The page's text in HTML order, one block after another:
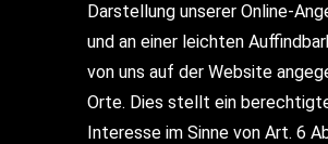
Darstellung unserer Online-
und an einer leichten
von uns auf der Website
Orte. Dies stellt ein
Interesse im Sinne von Art. 6